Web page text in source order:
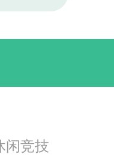
闲竞技